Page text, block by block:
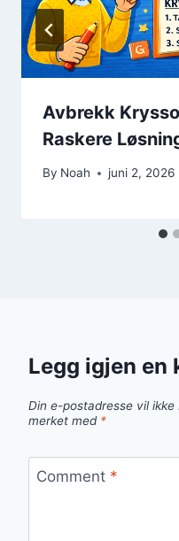
Avbrekk
Raskere
By Noah juni 2, 2026
Legg igjen en
Din e-postadresse vil ikke
merket med *
Comment *